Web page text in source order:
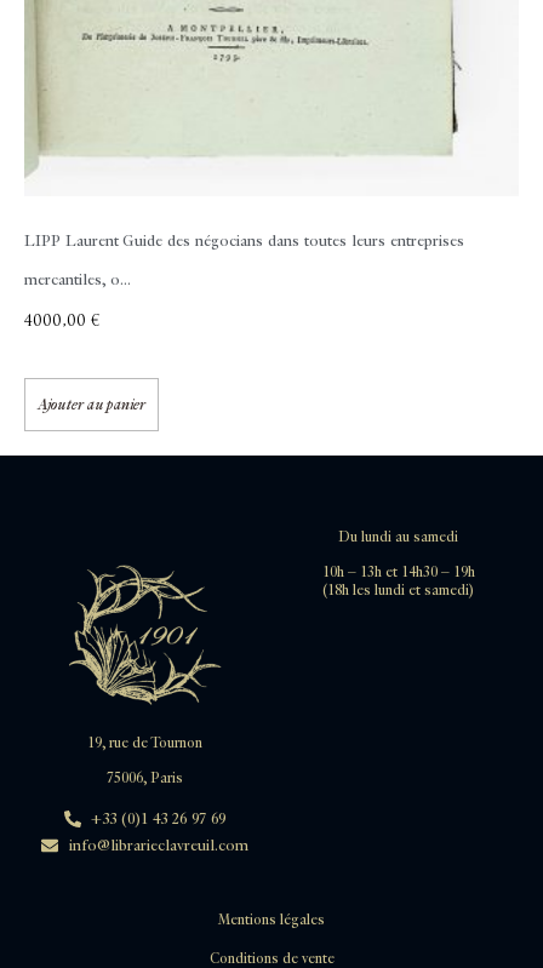
LIPP Laurent Guide des négocians dans toutes leurs entreprises
mercantiles, o...
4000,00 €
Ajouter au panier
Du lundi au samedi
10h – 13h et 14h30 – 19h
(18h les lundi et samedi)
19, rue de Tournon
75006, Paris
+33 (0)1 43 26 97 69
info@librarieclavreuil.com
Mentions légales
Conditions de vente